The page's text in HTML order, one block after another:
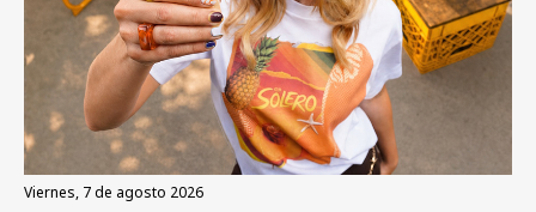
viernes, 7 de agosto 2026